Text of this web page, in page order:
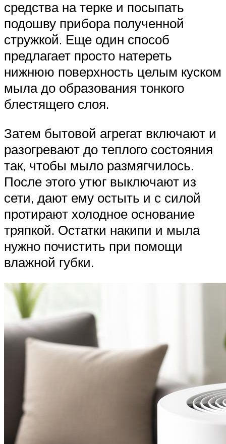
средства на терке и посыпать
подошву прибора полученной
стружкой. Еще один способ
предлагает просто натереть
нижнюю поверхность целым куском
мыла до образования тонкого
блестящего слоя.
Затем бытовой агрегат включают и
разогревают до теплого состояния
так, чтобы мыло размягчилось.
После этого утюг выключают из
сети, дают ему остыть и с силой
протирают холодное основание
тряпкой. Остатки накипи и мыла
нужно почистить при помощи
влажной губки.